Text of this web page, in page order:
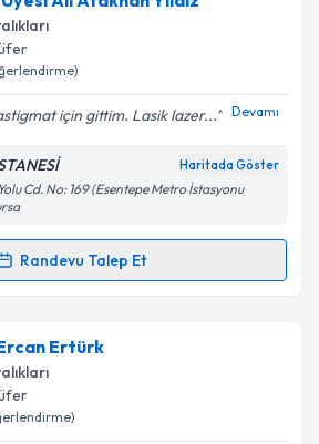
Talebini Gönder
uzmandan randevu almanız için bir
e-posta ile bilgilendireceğiz.
işlenmesine ilişkinAydınlatma
ve kişisel verilerimin belirtilen
işlenmesini kabul ediyorum.
için gittim. Lasik lazer... Devamı
Haritada Göster
Cd. No: 169 (Esentepe Metro İstasyonu
Randevu Talep Et
Talebi
Atakhan Yıldız
Size bu uzmandan randevu
hazırlandığında e-posta ile
Ertürk